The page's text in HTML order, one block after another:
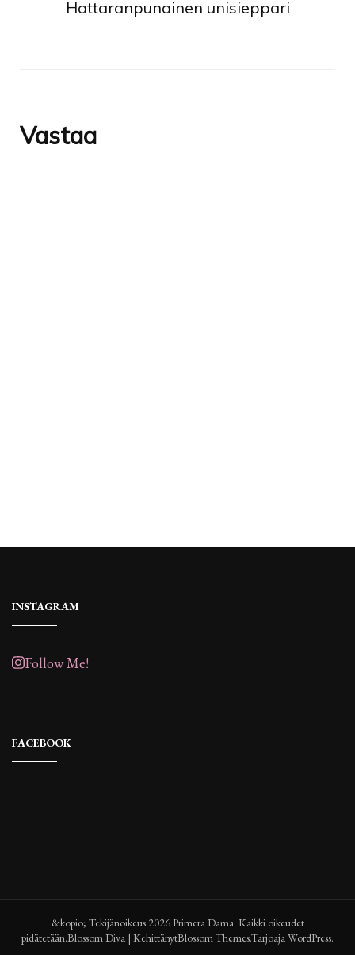
Hattaranpunainen unisieppari
Vastaa
INSTAGRAM
Follow Me!
FACEBOOK
&kopio; Tekijänoikeus 2026Primera Dama. Kaikki oikeudet
pidätetään.Blossom Diva | KehittänytBlossom Themes.TarjoajaWordPress.